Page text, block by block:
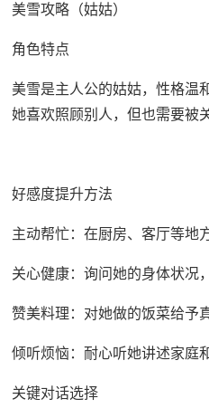
美雪攻略（姑姑）
角色特点
美雪是主人公的姑姑，性格温
她喜欢照顾别人，但也需要被
好感度提升方法
主动帮忙：在厨房、客厅等地
关心健康：询问她的身体状况
赞美料理：对她做的饭菜给予
倾听烦恼：耐心听她讲述家庭
关键对话选择